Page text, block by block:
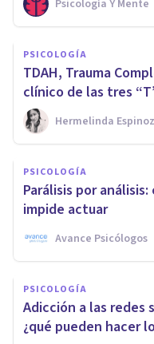
Psicología Y Mente
PSICOLOGÍA
TDAH, Trauma
clínico de las tres
Hermelinda
PSICOLOGÍA
Parálisis por
impide actuar
Avance Psicólogos
PSICOLOGÍA
Adicción a las redes
¿qué pueden hacer